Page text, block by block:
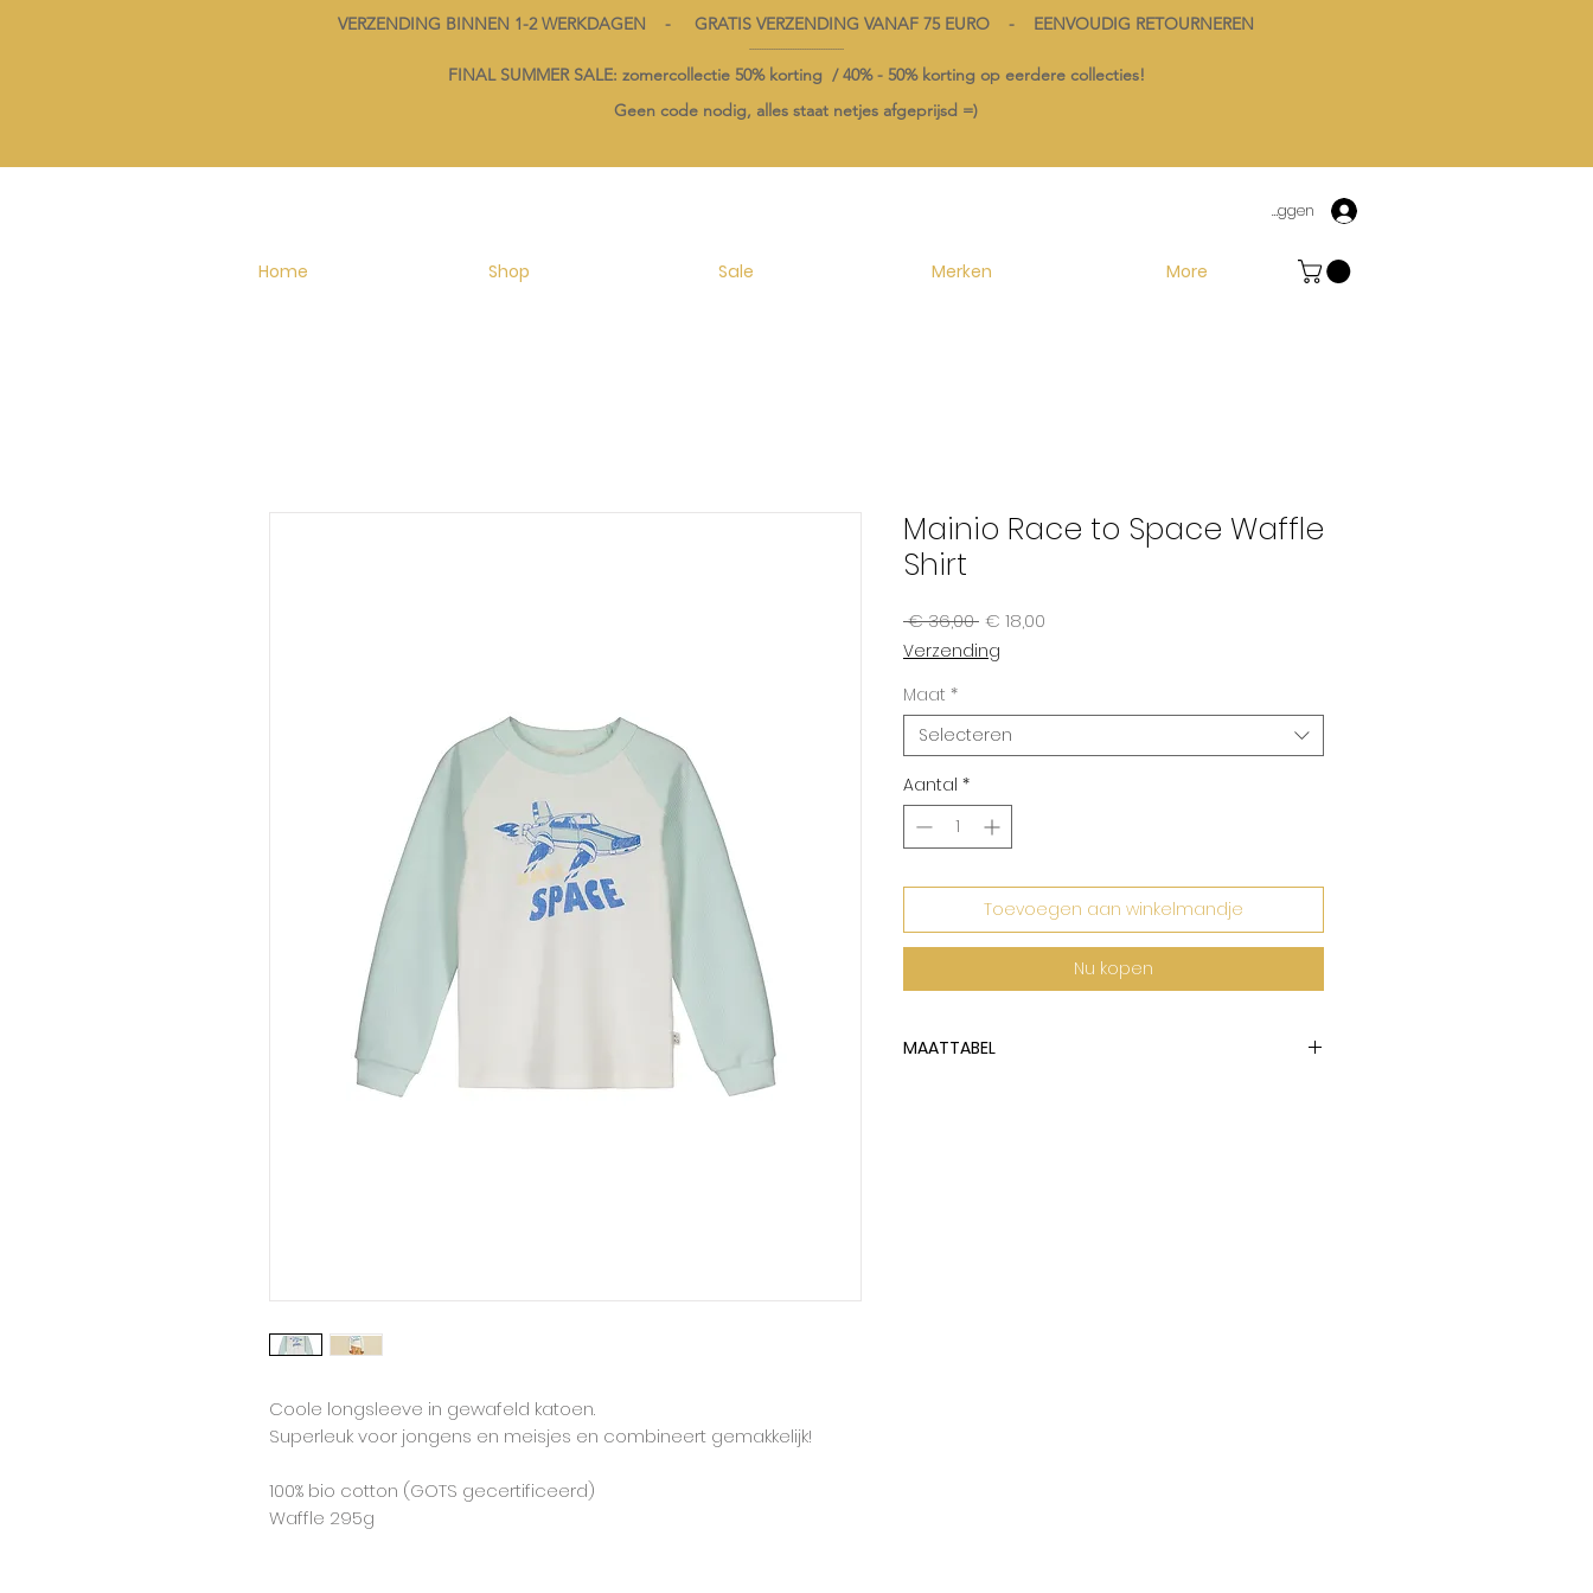
VERZENDING BINNEN 1-2 WERKDAGEN - GRATIS VERZENDING VANAF 75 EURO - EENVOUDIG RETOURNEREN
----------------------------------------
FINAL SUMMER SALE: zomercollectie 50% korting /40% - 50% korting op eerdere collecties!
Geen code nodig, alles staat netjes afgeprijsd =)
Inloggen
Home Shop Sale Merken More
Coole longsleeve in gewafeld katoen.
Superleuk voor jongens en meisjes en combineert gemakkelijk!
100% bio cotton (GOTS gecertificeerd)
Waffle 295g
Mainio Race to Space Waffle
Shirt
€ 36,00 Normale
€ 18,00
Verzending
Maat *
Selecteren
Aantal *
Toevoegen aan winkelmandje
Nu kopen
MAATTABEL